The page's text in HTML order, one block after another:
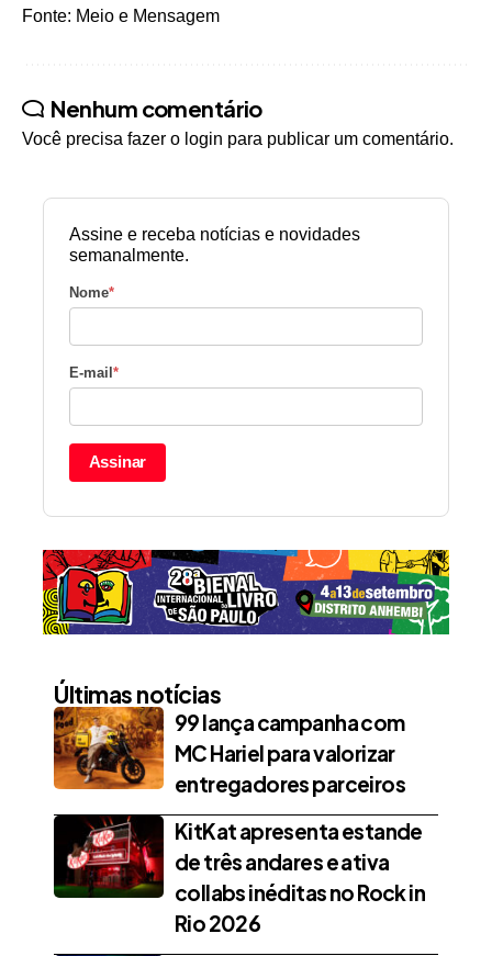
Fonte: Meio e Mensagem
Nenhum comentário
Você precisa fazer o login para publicar um comentário.
Assine e receba notícias e novidades
semanalmente.
Nome*
E-mail*
Assinar
Últimas notícias
99 lança campanha com
MC Hariel para valorizar
entregadores parceiros
KitKat apresenta estande
de três andares e ativa
collabs inéditas no Rock in
Rio 2026